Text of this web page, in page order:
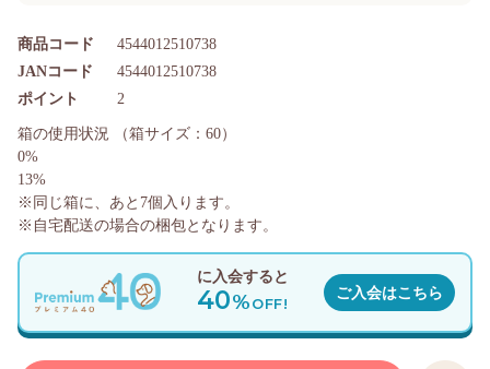
商品コード 4544012510738
ポイント 2
JANコード 4544012510738
に入会すると
40%OFF!
ご入会はこちら
箱の使用状況
（箱サイズ：60）
0%
13%
※同じ箱に、あと 7個入ります。
※自宅配送の場合の梱包となります。